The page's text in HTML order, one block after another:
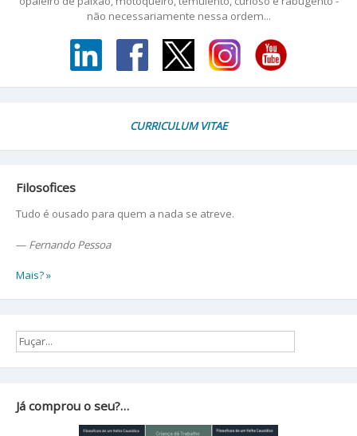
não necessariamente nessa ordem...
CURRICULUM VITAE
Filosofices
Tudo é ousado para quem a nada se atreve.
— Fernando Pessoa
Mais? »
Já comprou o seu?…